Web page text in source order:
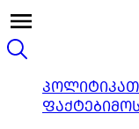
ᲞᲝᲚᲘᲢᲘᲙᲐ
ᲤᲐᲥᲢᲔᲑᲘ